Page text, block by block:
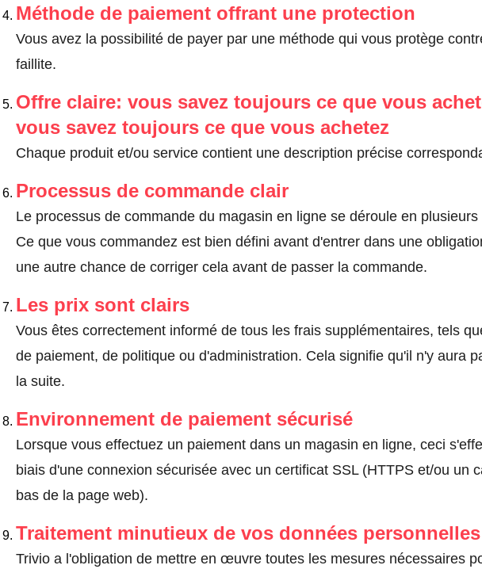
Méthode de paiement offrant une protection
Vous avez la possibilité de payer par une méthode qui vous protège
faillite.
Offre claire: vous savez toujours ce que vous
vous savez toujours ce que vous achetez
Chaque produit et/ou service contient une description précise
Processus de commande clair
Le processus de commande du magasin en ligne se déroule en
Ce que vous commandez est bien défini avant d'entrer dans une
une autre chance de corriger cela avant de passer la commande.
Les prix sont clairs
Vous êtes correctement informé de tous les frais supplémentaires, tels
de paiement, de politique ou d'administration. Cela signifie qu'il n'y aura
la suite.
Environnement de paiement sécurisé
Lorsque vous effectuez un paiement dans un magasin en ligne, ceci
biais d'une connexion sécurisée avec un certificat SSL (HTTPS et/ou un
bas de la page web).
Traitement minutieux de vos données personnelles
Trivio a l'obligation de mettre en œuvre toutes les mesures nécessaires